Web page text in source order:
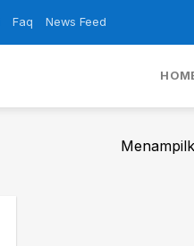
Faq News Feed